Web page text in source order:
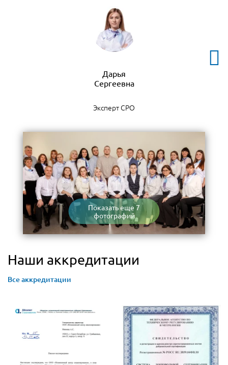
Дарья
Сергеевна
Эксперт СРО
Показать еще 7
фотографий
Наши аккредитации
Все аккредитации